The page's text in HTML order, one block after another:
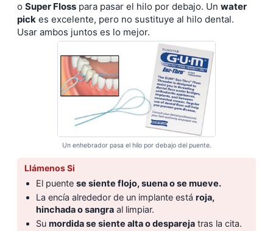
o Super Floss para pasar el hilo por debajo. Un water
pick es excelente, pero no sustituye al hilo dental.
Usar ambos juntos es lo mejor.
Un enhebrador pasa el hilo por debajo del puente.
Llámenos Si
El puente se siente flojo, suena o se mueve.
La encía alrededor de un implante está roja,
hinchada o sangra al limpiar.
Su mordida se siente alta o despareja tras la cita.